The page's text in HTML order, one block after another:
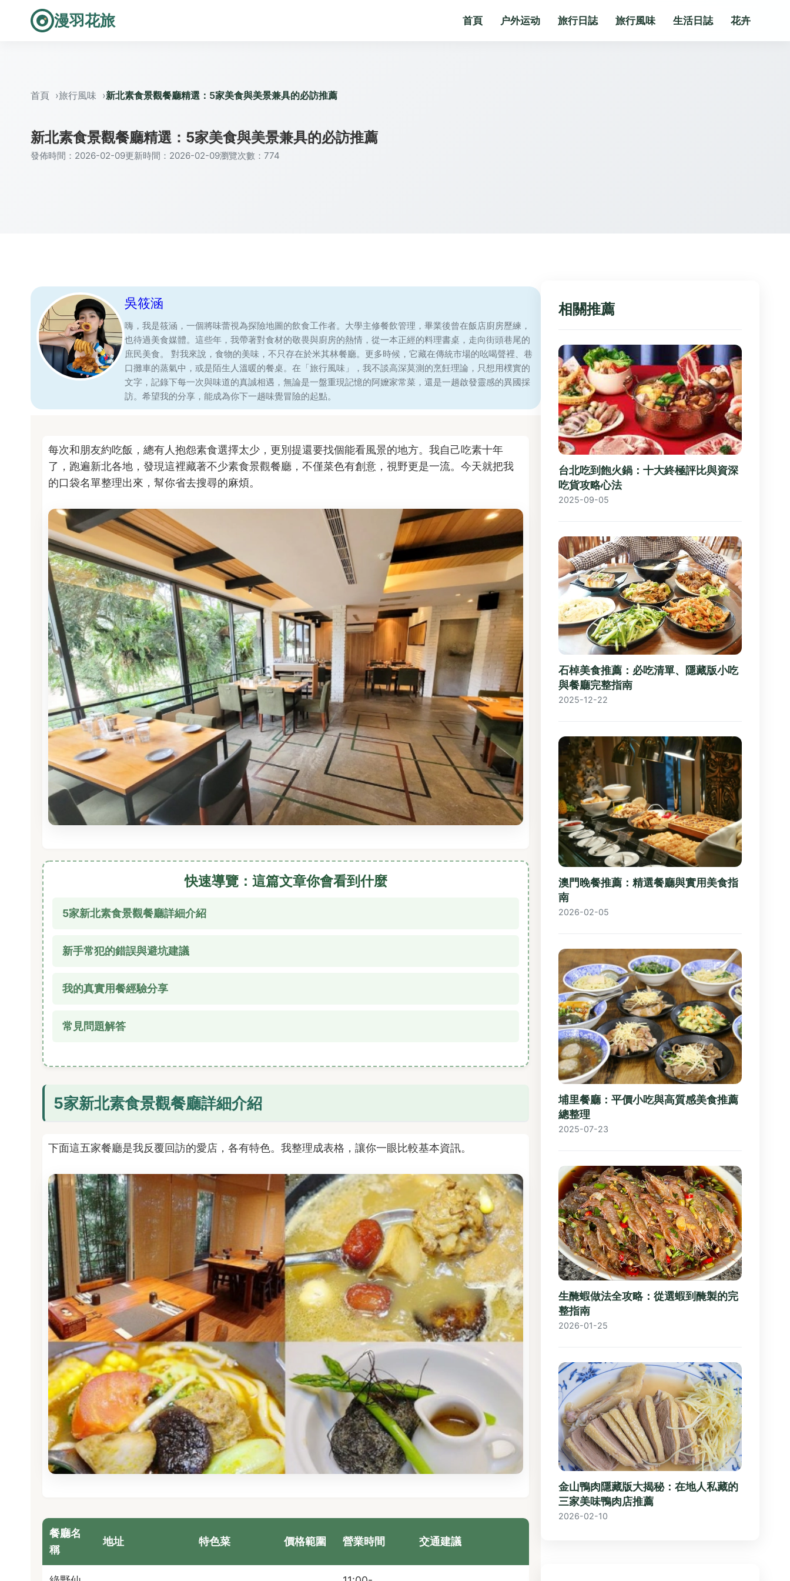
漫羽花旅 首頁 户外运动 旅行日誌 旅行風味 生活日誌 花卉
首頁 旅行風味 新北素食景觀餐廳精選：5家美食與美景兼具的必訪推薦
新北素食景觀餐廳精選：5家美食與美景兼具的必訪推薦
發佈時間：2026-02-09更新時間：2026-02-09瀏覽次數：774
吳筱涵
嗨，我是筱涵，一個將味蕾視為探險地圖的飲食工作者。大學主修餐飲管理，畢業後曾在飯店廚房歷練，
也待過美食媒體。這些年，我帶著對食材的敬畏與廚房的熱情，從一本正經的料理書桌，走向街頭巷尾的
庶民美食。 對我來說，食物的美味，不只存在於米其林餐廳。更多時候，它藏在傳統市場的吆喝聲裡、巷
口攤車的蒸氣中，或是陌生人溫暖的餐桌。在「旅行風味」，我不談高深莫測的烹飪理論，只想用樸實的
文字，記錄下每一次與味道的真誠相遇，無論是一盤重現記憶的阿嬤家常菜，還是一趟啟發靈感的異國採
訪。希望我的分享，能成為你下一趟味覺冒險的起點。
每次和朋友約吃飯，總有人抱怨素食選擇太少，更別提還要找個能看風景的地方。我自己吃素十年
了，跑遍新北各地，發現這裡藏著不少素食景觀餐廳，不僅菜色有創意，視野更是一流。今天就把我
的口袋名單整理出來，幫你省去搜尋的麻煩。
快速導覽：這篇文章你會看到什麼
5家新北素食景觀餐廳詳細介紹
新手常犯的錯誤與避坑建議
我的真實用餐經驗分享
常見問題解答
5家新北素食景觀餐廳詳細介紹
下面這五家餐廳是我反覆回訪的愛店，各有特色。我整理成表格，讓你一眼比較基本資訊。
餐廳名
稱
地址 特色菜 價格範圍 營業時間 交通建議
相關推薦
台北吃到飽火鍋：十大終極評比與資深
吃貨攻略心法
2025-09-05
石棹美食推薦：必吃清單、隱藏版小吃
與餐廳完整指南
2025-12-22
澳門晚餐推薦：精選餐廳與實用美食指
南
2026-02-05
埔里餐廳：平價小吃與高質感美食推薦
總整理
2025-07-23
生醃蝦做法全攻略：從選蝦到醃製的完
整指南
2026-01-25
金山鴨肉隱藏版大揭秘：在地人私藏的
三家美味鴨肉店推薦
2026-02-10